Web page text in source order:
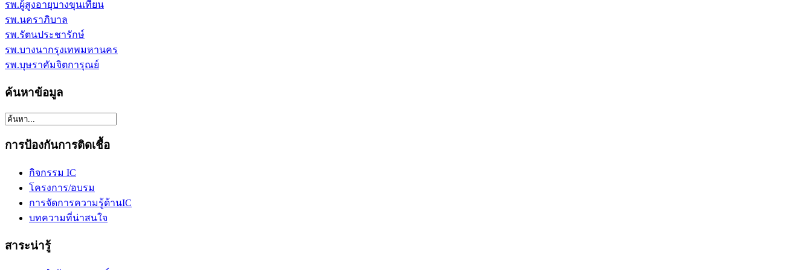
รพ.ผู้สูงอายุบางขุนเทียน
รพ.นคราภิบาล
รพ.รัตนประชารักษ์
รพ.บางนากรุงเทพมหานคร
รพ.บุษราคัมจิตการุณย์
ค้นหาข้อมูล
การป้องกันการติดเชื้อ
กิจกรรม IC
โครงการ/อบรม
การจัดการความรู้ด้านIC
บทความที่น่าสนใจ
สาระน่ารู้